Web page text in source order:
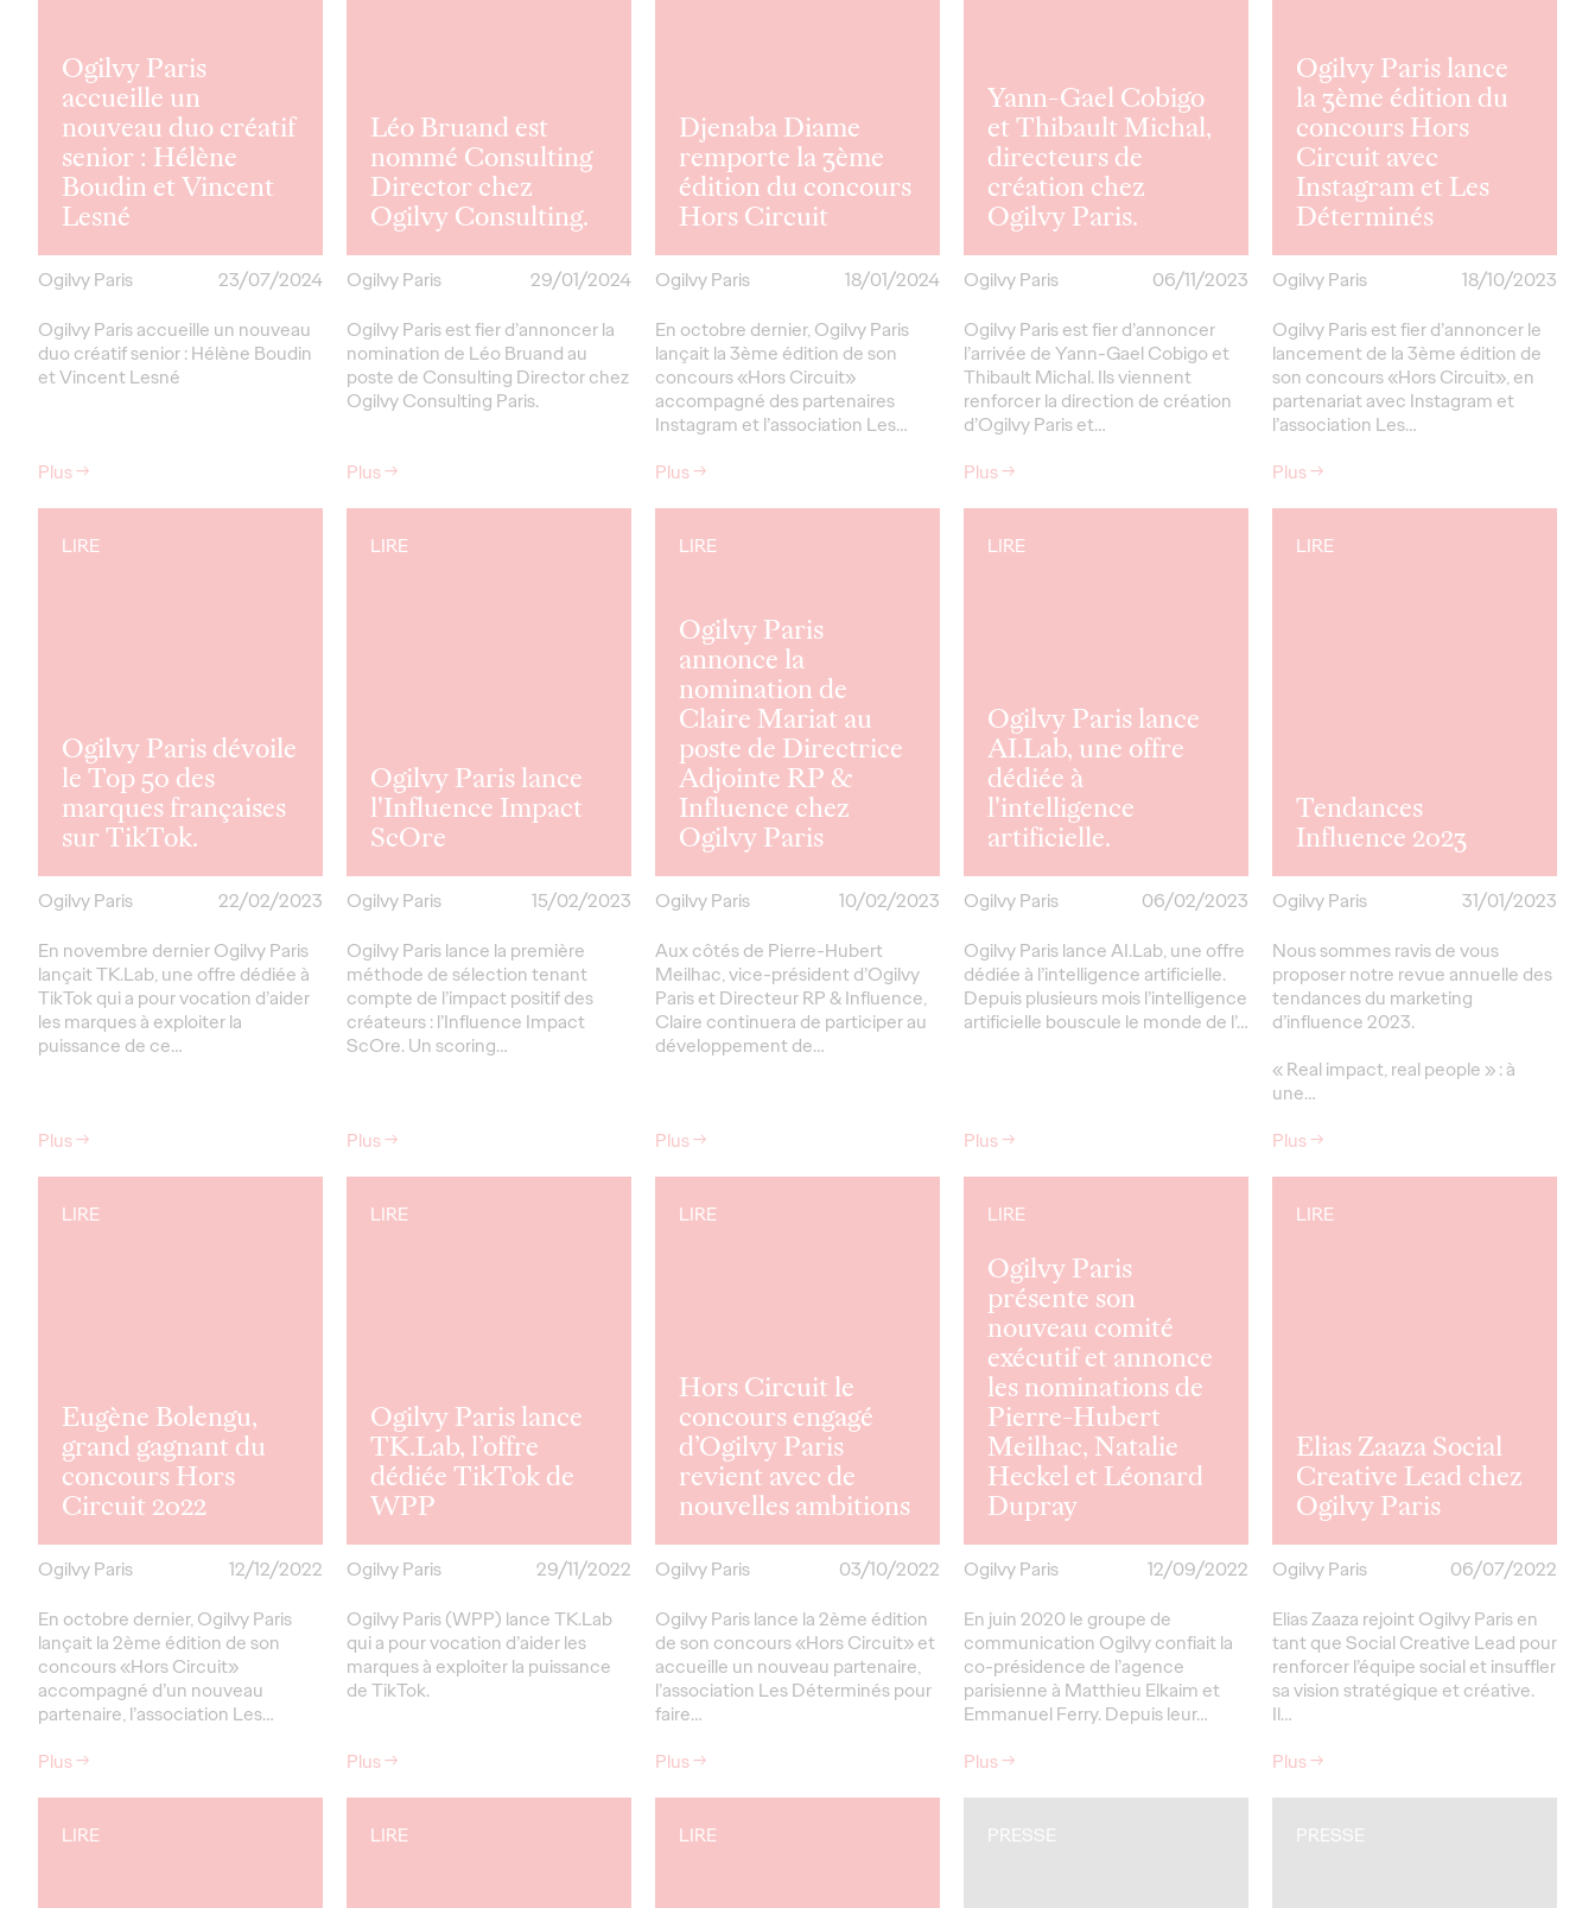
Ogilvy Paris
accueille un
nouveau duo créatif
senior : Hélène
Boudin et Vincent
Lesné
Ogilvy Paris
23/07/2024
Ogilvy Paris accueille un nouveau
duo créatif senior : Hélène Boudin
et Vincent Lesné
Plus→
Léo Bruand est
nommé Consulting
Director chez
Ogilvy Consulting.
Ogilvy Paris
29/01/2024
Ogilvy Paris est fier d’annoncer la
nomination de Léo Bruand au
poste de Consulting Director chez
Ogilvy Consulting Paris.
Plus→
Djenaba Diame
remporte la 3ème
édition du concours
Hors Circuit
Ogilvy Paris
18/01/2024
En octobre dernier, Ogilvy Paris
lançait la 3ème édition de son
concours «Hors Circuit»
accompagné des partenaires
Instagram et l’association Les…
Plus→
Yann-Gael Cobigo
et Thibault Michal,
directeurs de
création chez
Ogilvy Paris.
Ogilvy Paris
06/11/2023
Ogilvy Paris est fier d’annoncer
l’arrivée de Yann-Gael Cobigo et
Thibault Michal. Ils viennent
renforcer la direction de création
d’Ogilvy Paris et…
Plus→
Ogilvy Paris lance
la 3ème édition du
concours Hors
Circuit avec
Instagram et Les
Déterminés
Ogilvy Paris
18/10/2023
Ogilvy Paris est fier d’annoncer le
lancement de la 3ème édition de
son concours «Hors Circuit», en
partenariat avec Instagram et
l’association Les…
Plus→
LIRE
Ogilvy Paris dévoile
le Top 50 des
marques françaises
sur TikTok.
Ogilvy Paris
22/02/2023
En novembre dernier Ogilvy Paris
lançait TK.Lab, une offre dédiée à
TikTok qui a pour vocation d’aider
les marques à exploiter la
puissance de ce…
Plus→
LIRE
Ogilvy Paris lance
l'Influence Impact
ScOre
Ogilvy Paris
15/02/2023
Ogilvy Paris lance la première
méthode de sélection tenant
compte de l’impact positif des
créateurs : l’Influence Impact
ScOre. Un scoring…
Plus→
LIRE
Ogilvy Paris
annonce la
nomination de
Claire Mariat au
poste de Directrice
Adjointe RP &
Influence chez
Ogilvy Paris
Ogilvy Paris
10/02/2023
Aux côtés de Pierre-Hubert
Meilhac, vice-président d’Ogilvy
Paris et Directeur RP & Influence,
Claire continuera de participer au
développement de…
Plus→
LIRE
Ogilvy Paris lance
AI.Lab, une offre
dédiée à
l'intelligence
artificielle.
Ogilvy Paris
06/02/2023
Ogilvy Paris lance AI.Lab, une offre
dédiée à l’intelligence artificielle.
Depuis plusieurs mois l’intelligence
artificielle bouscule le monde de l’…
Plus→
LIRE
Tendances
Influence 2023
Ogilvy Paris
31/01/2023
Nous sommes ravis de vous
proposer notre revue annuelle des
tendances du marketing
d’influence 2023.
« Real impact, real people » : à
une…
Plus→
LIRE
Eugène Bolengu,
grand gagnant du
concours Hors
Circuit 2022
Ogilvy Paris
12/12/2022
En octobre dernier, Ogilvy Paris
lançait la 2ème édition de son
concours «Hors Circuit»
accompagné d’un nouveau
partenaire, l’association Les…
Plus→
LIRE
Ogilvy Paris lance
TK.Lab, l’offre
dédiée TikTok de
WPP
Ogilvy Paris
29/11/2022
Ogilvy Paris (WPP) lance TK.Lab
qui a pour vocation d’aider les
marques à exploiter la puissance
de TikTok.
Plus→
LIRE
Hors Circuit le
concours engagé
d’Ogilvy Paris
revient avec de
nouvelles ambitions
Ogilvy Paris
03/10/2022
Ogilvy Paris lance la 2ème édition
de son concours «Hors Circuit» et
accueille un nouveau partenaire,
l’association Les Déterminés pour
faire…
Plus→
LIRE
Ogilvy Paris
présente son
nouveau comité
exécutif et annonce
les nominations de
Pierre-Hubert
Meilhac, Natalie
Heckel et Léonard
Dupray
Ogilvy Paris
12/09/2022
En juin 2020 le groupe de
communication Ogilvy confiait la
co-présidence de l’agence
parisienne à Matthieu Elkaim et
Emmanuel Ferry. Depuis leur…
Plus→
LIRE
Elias Zaaza Social
Creative Lead chez
Ogilvy Paris
Ogilvy Paris
06/07/2022
Elias Zaaza rejoint Ogilvy Paris en
tant que Social Creative Lead pour
renforcer l’équipe social et insuffler
sa vision stratégique et créative.
Il…
Plus→
LIRE LIRE LIRE PRESSE PRESSE